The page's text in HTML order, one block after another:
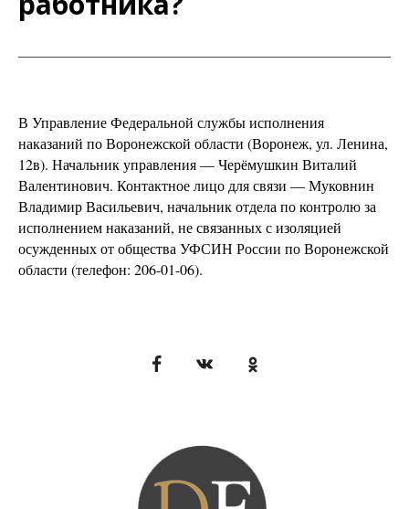
В Управление Федеральной службы исполнения
наказаний по Воронежской области (Воронеж, ул. Ленина,
12в). Начальник управления — Черёмушкин Виталий
Валентинович. Контактное лицо для связи — Муковнин
Владимир Васильевич, начальник отдела по контролю за
исполнением наказаний, не связанных с изоляцией
осужденных от общества УФСИН России по Воронежской
области (телефон: 206-01-06).